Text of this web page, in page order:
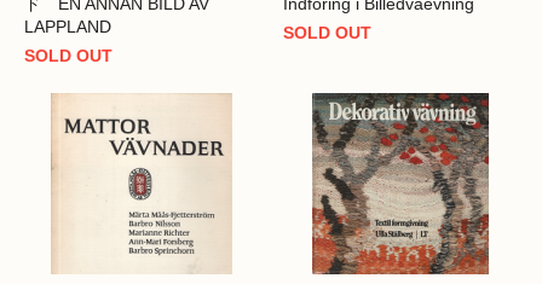
LAPPLAND
SOLD OUT
SOLD OUT